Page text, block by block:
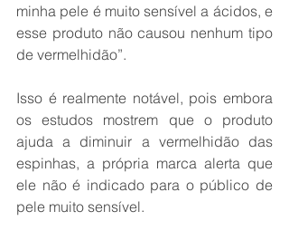
minha pele é muito sensível a ácidos, e
esse produto não causou nenhum tipo
de vermelhidão”.
Isso é realmente notável, pois embora
os estudos mostrem que o produto
ajuda a diminuir a vermelhidão das
espinhas, a própria marca alerta que
ele não é indicado para o público de
pele muito sensível.